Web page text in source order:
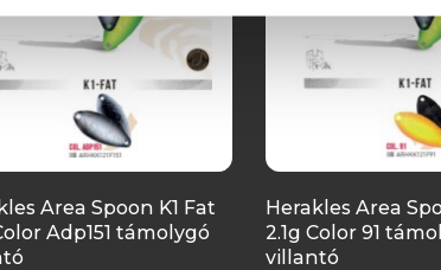
Area Spoon K1 Fat
Adp151 támolygó
Herakles Area
2.1g Color 91
villantó